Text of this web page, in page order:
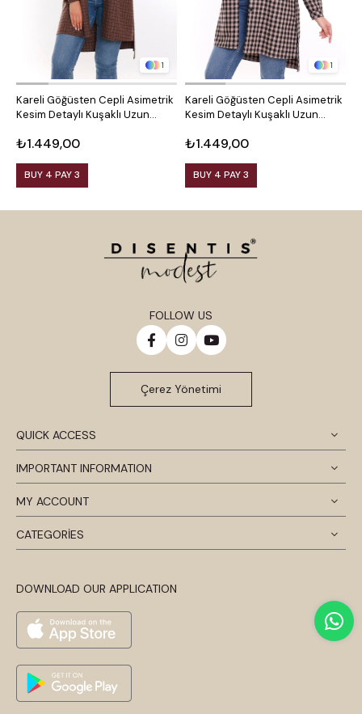
1
Kareli Göğüsten Cepli Asimetrik
Kesim Detaylı Kuşaklı Uzun
₺1.449,00
BUY 4 PAY 3
1
Kareli Göğüsten Cepli Asimetrik
Kesim Detaylı Kuşaklı Uzun
₺1.449,00
BUY 4 PAY 3
QUICK ACCESS
IMPORTANT INFORMATION
MY ACCOUNT
CATEGORİES
DOWNLOAD OUR APPLICATION
FOLLOW US
Çerez Yönetimi